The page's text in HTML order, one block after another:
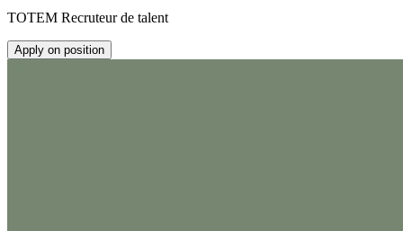
TOTEM Recruteur de talent
Apply on position